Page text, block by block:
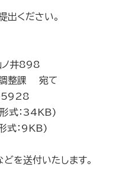
出ください。
井898
整課 宛て
式：34KB)
式：9KB)
を送付いたします。